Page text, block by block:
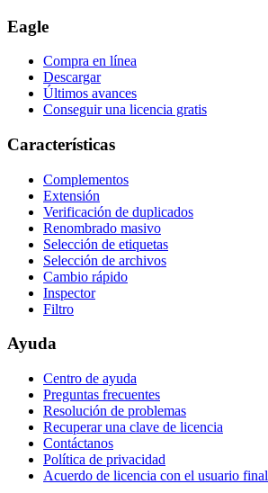
Eagle
Compra en línea
Descargar
Últimos avances
Conseguir una licencia gratis
Características
Complementos
Extensión
Verificación de duplicados
Renombrado masivo
Selección de etiquetas
Selección de archivos
Cambio rápido
Inspector
Filtro
Ayuda
Centro de ayuda
Preguntas frecuentes
Resolución de problemas
Recuperar una clave de licencia
Contáctanos
Política de privacidad
Acuerdo de licencia con el usuario final